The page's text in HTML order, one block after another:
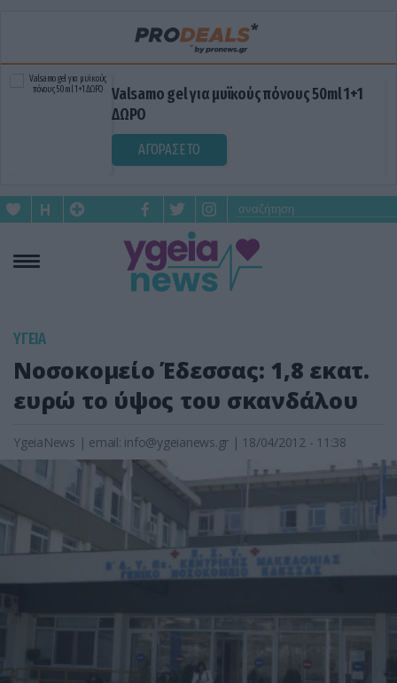
Valsamo gel για μυϊκούς πόνους 50ml 1+1
ΔΩΡΟ
ΑΓΟΡΑΣΕ ΤΟ
ΥΓΕΙΑ
Νοσοκομείο Έδεσσας: 1,8 εκατ.
ευρώ το ύψος του σκανδάλου
YgeiaNews | email: info@ygeianews.gr | 18/04/2012 - 11:38